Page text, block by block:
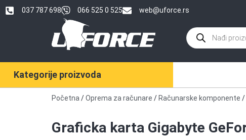
037 787 698 066 525 0 525 web@uforce.rs
Kategorije proizvoda
Početna /Oprema za računare / Računarske komponente /
Graficka karta Gigabyte